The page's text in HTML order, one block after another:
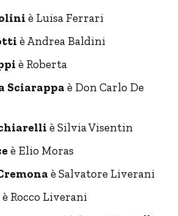
è Luisa Ferrari
è Andrea Baldini
è Roberta
Sciarappa è Don Carlo De
è Silvia Visentin
è Elio Moras
è Salvatore Liverani
è Rocco Liverani